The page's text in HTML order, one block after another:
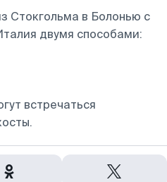
Стокгольма в Болонью с
двумя способами:
встречаться